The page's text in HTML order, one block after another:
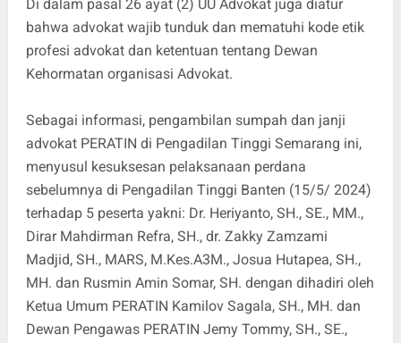
Di dalam pasal 26 ayat (2) UU Advokat juga diatur
bahwa advokat wajib tunduk dan mematuhi kode etik
profesi advokat dan ketentuan tentang Dewan
Kehormatan organisasi Advokat.
Sebagai informasi, pengambilan sumpah dan janji
advokat PERATIN di Pengadilan Tinggi Semarang ini,
menyusul kesuksesan pelaksanaan perdana
sebelumnya di Pengadilan Tinggi Banten (15/5/ 2024)
terhadap 5 peserta yakni: Dr. Heriyanto, SH., SE., MM.,
Dirar Mahdirman Refra, SH., dr. Zakky Zamzami
Madjid, SH., MARS, M.Kes.A3M., Josua Hutapea, SH.,
MH. dan Rusmin Amin Somar, SH. dengan dihadiri oleh
Ketua Umum PERATIN Kamilov Sagala, SH., MH. dan
Dewan Pengawas PERATIN Jemy Tommy, SH., SE.,